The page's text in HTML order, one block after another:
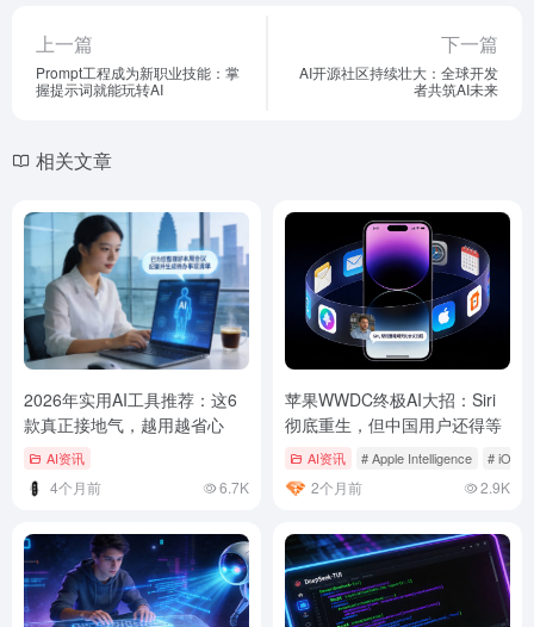
上一篇
Prompt工程成为新职业技能：掌
握提示词就能玩转AI
下一篇
AI开源社区持续壮大：全球开发
者共筑AI未来
相关文章
2026年实用AI工具推荐：这6
款真正接地气，越用越省心
AI资讯
4个月前 6.7K
苹果WWDC终极AI大招：Siri
彻底重生，但中国用户还得等
AI资讯 # Apple Intelligence # iOS27
2个月前 2.9K